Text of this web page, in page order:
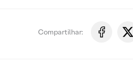
Compartilhar: